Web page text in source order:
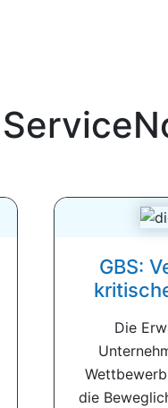
GBS:
Die
die